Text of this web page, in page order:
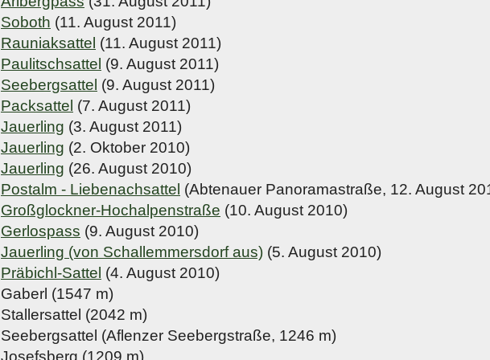
Soboth (11. August 2011)
Rauniaksattel (11. August 2011)
Paulitschsattel (9. August 2011)
Seebergsattel (9. August 2011)
Packsattel (7. August 2011)
Jauerling (3. August 2011)
Jauerling (2. Oktober 2010)
Jauerling (26. August 2010)
Postalm - Liebenachsattel (Abtenauer Panoramastraße, 12. August
Großglockner-Hochalpenstraße (10. August 2010)
Gerlospass (9. August 2010)
Jauerling (von Schallemmersdorf aus) (5. August 2010)
Präbichl-Sattel (4. August 2010)
Gaberl (1547 m)
Stallersattel (2042 m)
Seebergsattel (Aflenzer Seebergstraße, 1246 m)
Josefsberg (1209 m)